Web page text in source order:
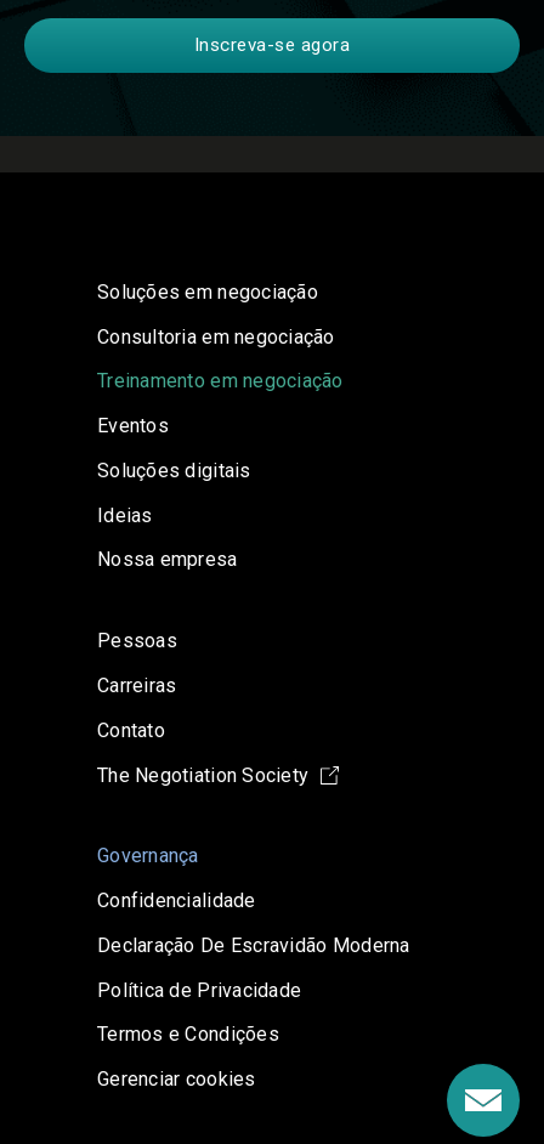
Soluções em negociação
Consultoria em negociação
Treinamento em negociação
Eventos
Soluções digitais
Ideias
Nossa empresa
Pessoas
Carreiras
Contato
The Negotiation Society
Governança
Confidencialidade
Declaração De Escravidão Moderna
Política de Privacidade
Termos e Condições
Gerenciar cookies